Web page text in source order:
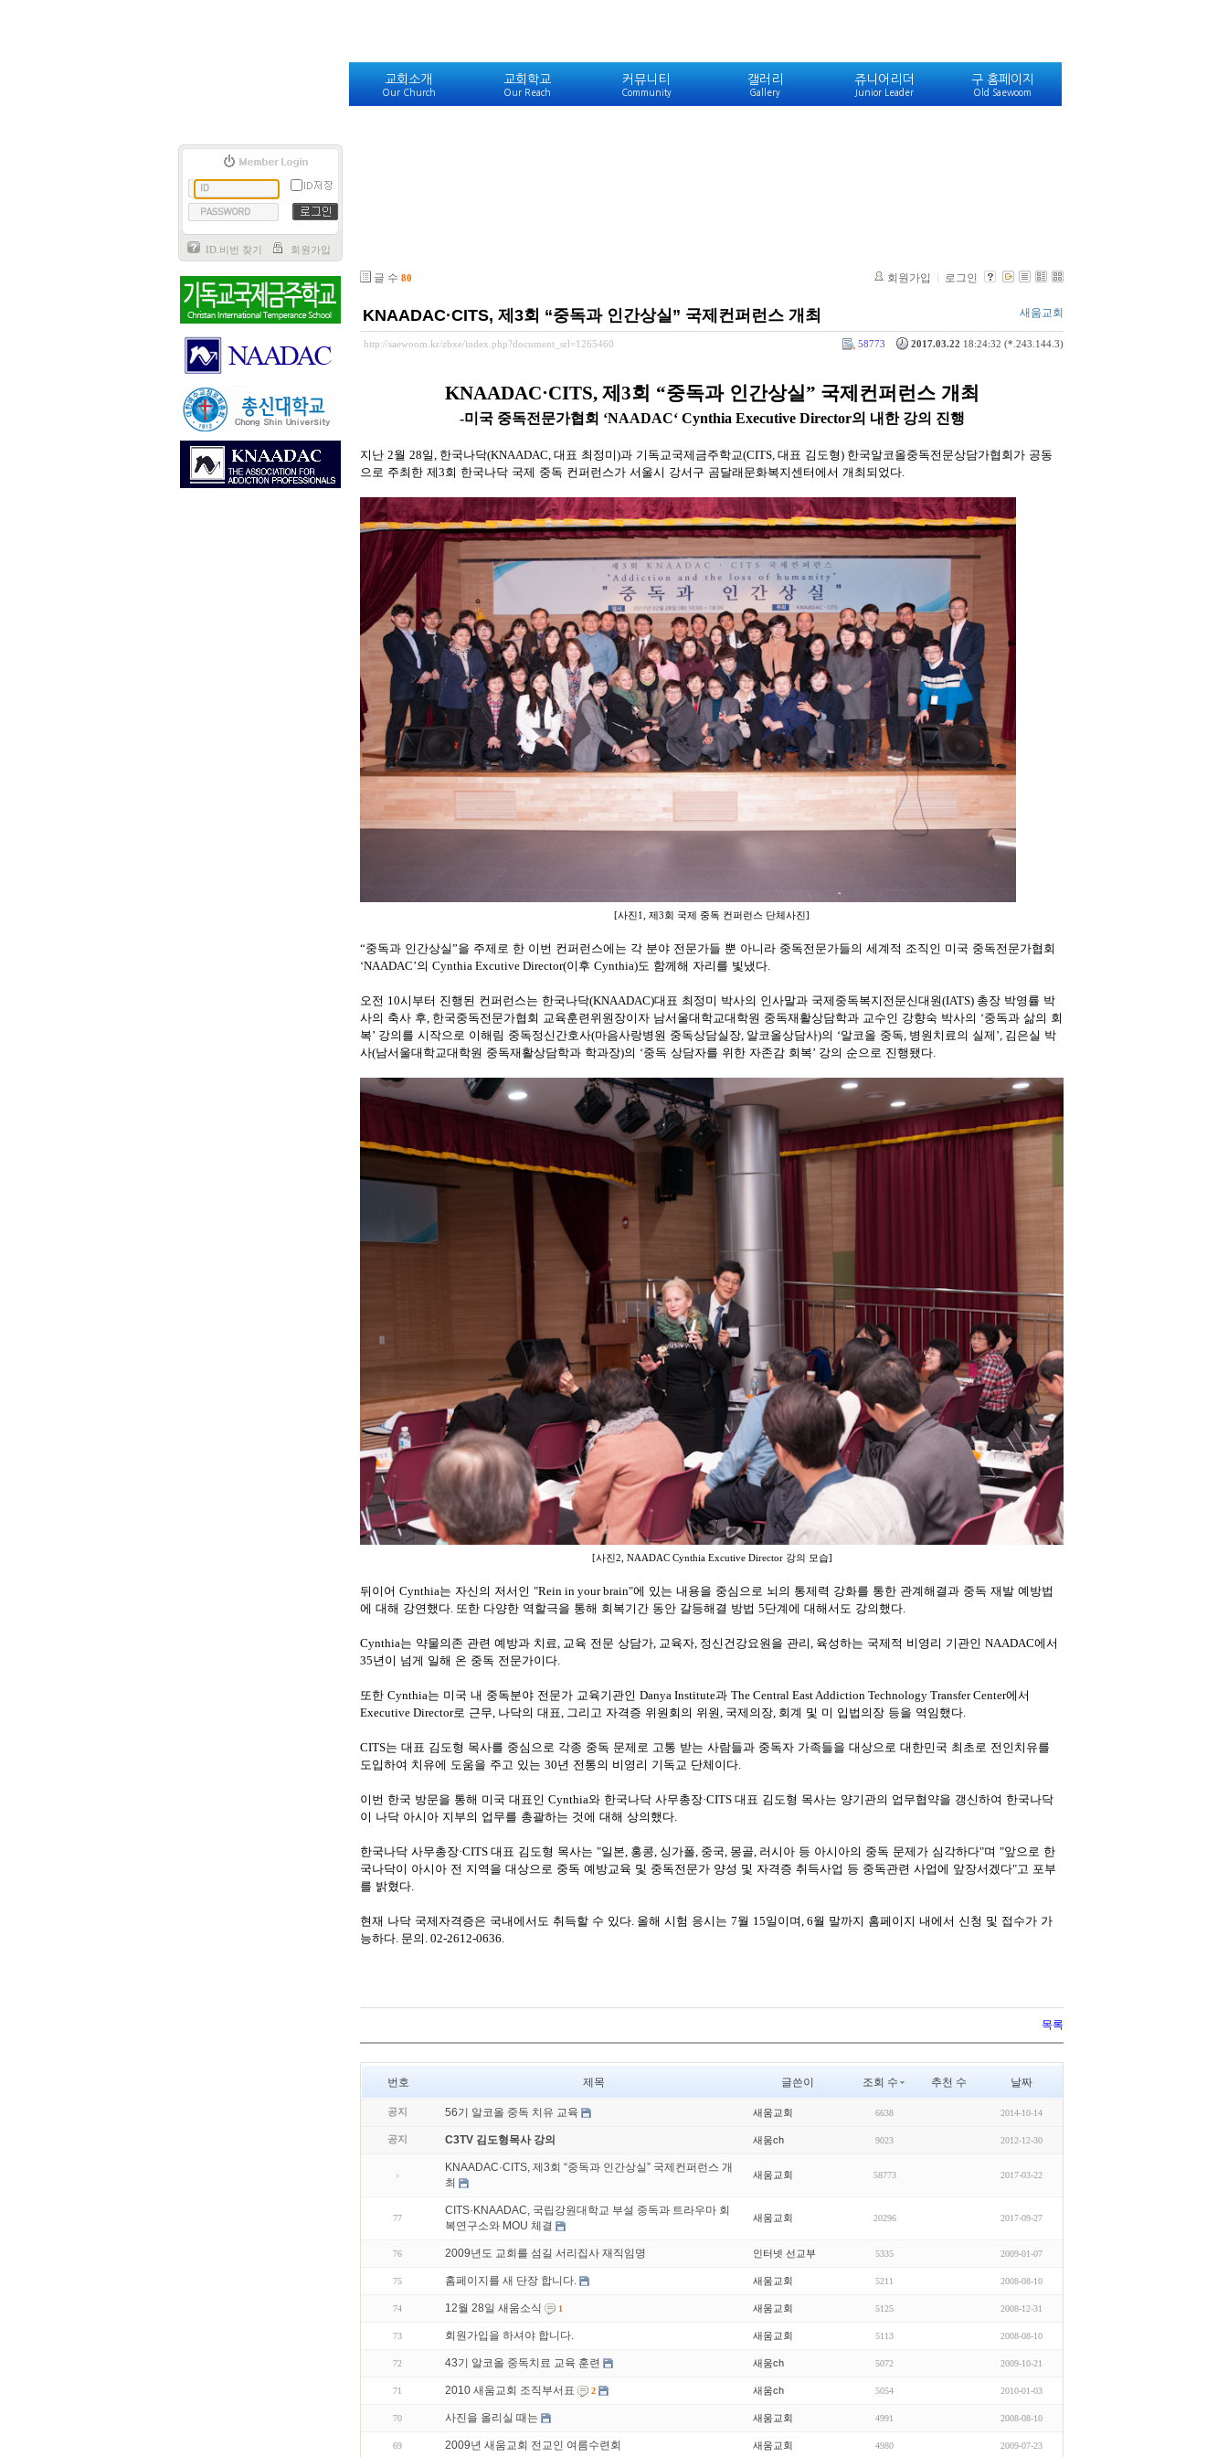
교회소개
Our Church
교회학교
Our Reach
커뮤니티
Community
갤러리
Gallery
쥬니어리더
Junior Leader
구 홈페이지
Old Saewoom
ID.비번 찾기 회원가입
글 수 80 회원가입 로그인
KNAADAC·CITS, 제3회 “중독과 인간상실” 국제컨퍼런스 개최 새움교회
http://saewoom.kr/zbxe/index.php?document_srl=1265460 2017.03.22 18:24:32 (*.243.144.3)
58773
KNAADAC·CITS, 제 3회 “중독과 인간상실” 국제컨퍼런스 개최
-미국 중독전문가협회 ‘NAADAC‘ Cynthia Executive Director의 내한 강의 진행
지난 2월 28일, 한국나닥(KNAADAC, 대표 최정미)과 기독교국제금주학교(CITS, 대표 김도형) 한국알코올중독전문상담가협회가 공동
으로 주최한 제3회 한국나닥 국제 중독 컨퍼런스가 서울시 강서구 곰달래문화복지센터에서 개최되었다.
[사진1, 제3회 국제 중독 컨퍼런스 단체사진]
“중독과 인간상실”을 주제로 한 이번 컨퍼런스에는 각 분야 전문가들 뿐 아니라 중독전문가들의 세계적 조직인 미국 중독전문가협회
‘NAADAC’의 Cynthia Excutive Director(이후 Cynthia)도 함께해 자리를 빛냈다.
오전 10시부터 진행된 컨퍼런스는 한국나닥(KNAADAC)대표 최정미 박사의 인사말과 국제중독복지전문신대원(IATS) 총장 박영률 박
사의 축사 후, 한국중독전문가협회 교육훈련위원장이자 남서울대학교대학원 중독재활상담학과 교수인 강향숙 박사의 ‘중독과 삶의 회
복’ 강의를 시작으로 이해림 중독정신간호사(마음사랑병원 중독상담실장, 알코올상담사)의 ‘알코올 중독, 병원치료의 실제 ’, 김은실 박
사(남서울대학교대학원 중독재활상담학과 학과장)의 ‘중독 상담자를 위한 자존감 회복’ 강의 순으로 진행됐다.
[사진2, NAADAC Cynthia Excutive Director 강의 모습]
뒤이어 Cynthia는 자신의 저서인 "Rein in your brain"에 있는 내용을 중심으로 뇌의 통제력 강화를 통한 관계해결과 중독 재발 예방법
에 대해 강연했다. 또한 다양한 역할극을 통해 회복기간 동안 갈등해결 방법 5단계에 대해서도 강의했다.
Cynthia는 약물의존 관련 예방과 치료, 교육 전문 상담가, 교육자, 정신건강요원을 관리, 육성하는 국제적 비영리 기관인 NAADAC에서
35년이 넘게 일해 온 중독 전문가이다.
또한 Cynthia는 미국 내 중독분야 전문가 교육기관인 Danya Institute과 The Central East Addiction Technology Transfer Center에서
Executive Director로 근무, 나닥의 대표, 그리고 자격증 위원회의 위원, 국제의장, 회계 및 미 입법의장 등을 역임했다.
CITS는 대표 김도형 목사를 중심으로 각종 중독 문제로 고통 받는 사람들과 중독자 가족들을 대상으로 대한민국 최초로 전인치유를
도입하여 치유에 도움을 주고 있는 30년 전통의 비영리 기독교 단체이다.
이번 한국 방문을 통해 미국 대표인 Cynthia와 한국나닥 사무총장·CITS 대표 김도형 목사는 양기관의 업무협약을 갱신하여 한국나닥
이 나닥 아시아 지부의 업무를 총괄하는 것에 대해 상의했다.
한국나닥 사무총장·CITS 대표 김도형 목사는 "일본, 홍콩, 싱가폴, 중국, 몽골, 러시아 등 아시아의 중독 문제가 심각하다"며 "앞으로 한
국나닥이 아시아 전 지역을 대상으로 중독 예방교육 및 중독전문가 양성 및 자격증 취득사업 등 중독관련 사업에 앞장서겠다"고 포부
를 밝혔다.
현재 나닥 국제자격증은 국내에서도 취득할 수 있다. 올해 시험 응시는 7월 15일이며, 6월 말까지 홈페이지 내에서 신청 및 접수가 가
능하다. 문의 . 02-2612-0636.
목록
번호 제목 글쓴이 조회 수 추천 수 날짜
공지 56기 알코올 중독 치유 교육 새움교회 6638 2014-10-14
공지 C3TV 김도형목사 강의 새움ch 9023 2012-12-30
KNAADAC·CITS, 제3회 “중독과 인간상실” 국제컨퍼런스 개
최
새움교회 58773 2017-03-22
77
CITS·KNAADAC, 국립강원대학교 부설 중독과 트라우마 회
복연구소와 MOU 체결
새움교회 20296 2017-09-27
76 2009년도 교회를 섬길 서리집사 재직임명 인터넷 선교부 5335 2009-01-07
75 홈페이지를 새 단장 합니다. 새움교회 5211 2008-08-10
74 12월 28일 새움소식 1 새움교회 5125 2008-12-31
73 회원가입을 하셔야 합니다. 새움교회 5113 2008-08-10
72 43기 알코올 중독치료 교육 훈련 새움ch 5072 2009-10-21
71 2010 새움교회 조직부서표 2 새움ch 5054 2010-01-03
70 사진을 올리실 때는 새움교회 4991 2008-08-10
69 2009년 새움교회 전교인 여름수련회 새움교회 4980 2009-07-23